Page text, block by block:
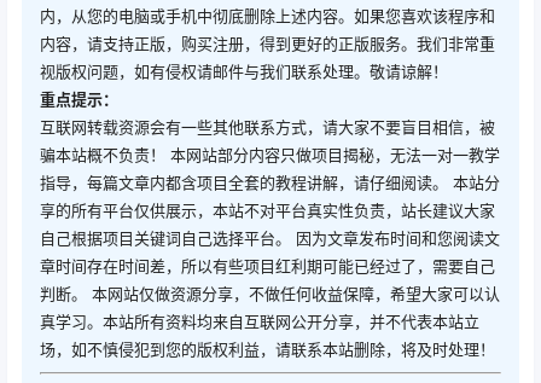
内，从您的电脑或手机中彻底删除上述内容。如果您喜欢该程序和
内容，请支持正版，购买注册，得到更好的正版服务。我们非常重
视版权问题，如有侵权请邮件与我们联系处理。敬请谅解！
重点提示：
互联网转载资源会有一些其他联系方式，请大家不要盲目相信，被
骗本站概不负责！ 本网站部分内容只做项目揭秘，无法一对一教学
指导，每篇文章内都含项目全套的教程讲解，请仔细阅读。 本站分
享的所有平台仅供展示，本站不对平台真实性负责，站长建议大家
自己根据项目关键词自己选择平台。 因为文章发布时间和您阅读文
章时间存在时间差，所以有些项目红利期可能已经过了，需要自己
判断。 本网站仅做资源分享，不做任何收益保障，希望大家可以认
真学习。本站所有资料均来自互联网公开分享，并不代表本站立
场，如不慎侵犯到您的版权利益，请联系本站删除，将及时处理！